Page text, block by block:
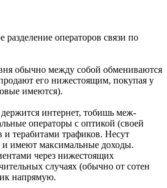
разделение операторов связи по
обычно между собой обмениваются
его нижестоящим, покупая у
имеются).
интернет, тобишь меж-
операторы с оптикой (своей
и терабитами трафиков. Несут
имеют максимальные доходы.
через нижестоящих
случаях (обычно от сотен
напрямую.